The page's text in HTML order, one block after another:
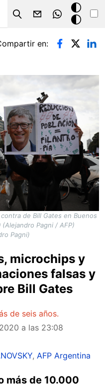
Search
Modo
oscuro
en:
de Bill Gates en Buenos
Pagni / AFP)
Pagni)
microchips y
falsas y
Bill Gates
de seis años.
a las 23:08
, AFP Argentina
más de 10.000